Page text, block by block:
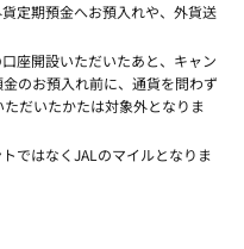
定期預金へお預入れや、外貨送
座開設いただいたあと、キャン
のお預入れ前に、通貨を問わず
だいたかたは対象外となりま
ではなくJALのマイルとなりま